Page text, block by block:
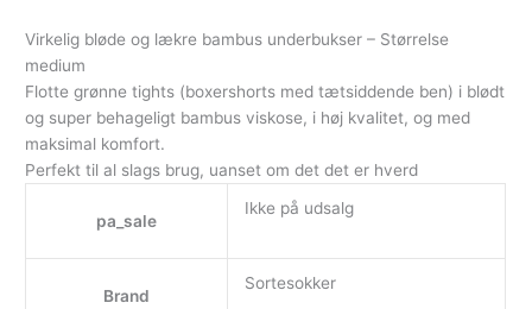
Virkelig bløde og lækre bambus underbukser – Størrelse
medium
Flotte grønne tights (boxershorts med tætsiddende ben) i blødt
og super behageligt bambus viskose, i høj kvalitet, og med
maksimal komfort.
Perfekt til al slags brug, uanset om det det er hverd
pa_sale
Ikke på udsalg
Brand
Sortesokker